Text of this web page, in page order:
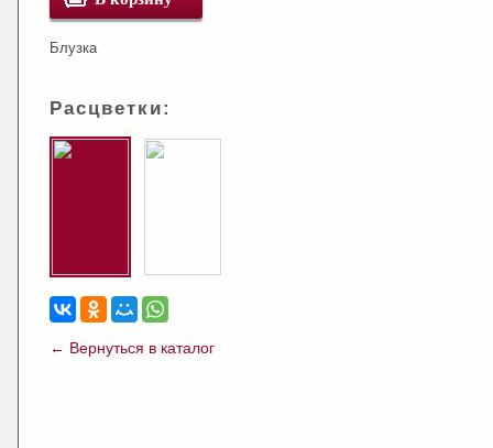
Блузка
Расцветки:
← Вернуться в каталог